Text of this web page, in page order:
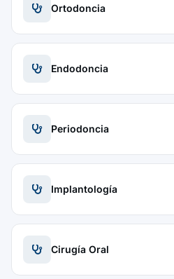
Ortodoncia
Endodoncia
Periodoncia
Implantología
Cirugía Oral